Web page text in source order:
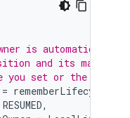
is automatically
and its
you set or the
=
RESUMED,